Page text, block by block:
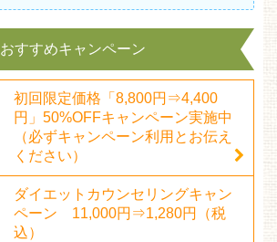
おすすめキャンペーン
初回限定価格「8,800円⇒4,400
円」50%OFFキャンペーン実施中
（必ずキャンペーン利用とお伝え
ください）
ダイエットカウンセリングキャン
ペーン 11,000円⇒1,280円（税
込）